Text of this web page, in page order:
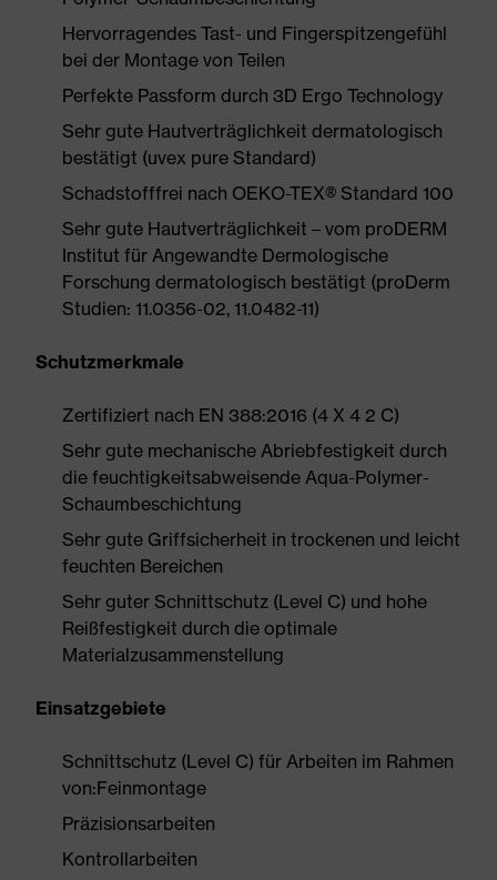
Hervorragendes Tast- und Fingerspitzengefühl
bei der Montage von Teilen
Perfekte Passform durch 3D Ergo Technology
Sehr gute Hautverträglichkeit dermatologisch
bestätigt (uvex pure Standard)
Schadstofffrei nach OEKO-TEX® Standard 100
Sehr gute Hautverträglichkeit – vom proDERM
Institut für Angewandte Dermologische
Forschung dermatologisch bestätigt (proDerm
Studien: 11.0356-02, 11.0482-11)
Schutzmerkmale
Zertifiziert nach EN 388:2016 (4 X 4 2 C)
Sehr gute mechanische Abriebfestigkeit durch
die feuchtigkeitsabweisende Aqua-Polymer-
Schaumbeschichtung
Sehr gute Griffsicherheit in trockenen und leicht
feuchten Bereichen
Sehr guter Schnittschutz (Level C) und hohe
Reißfestigkeit durch die optimale
Materialzusammenstellung
Einsatzgebiete
Schnittschutz (Level C) für Arbeiten im Rahmen
von:Feinmontage
Präzisionsarbeiten
Kontrollarbeiten